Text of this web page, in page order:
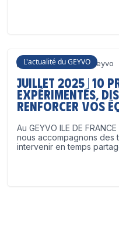
L'actualité du GEYVO
3 juillet 2025 Geyvo
Juillet 2025 | 10
expérimentés,
renforcer vos
Au GEYVO ILE DE
nous accompagnons des
intervenir en temps